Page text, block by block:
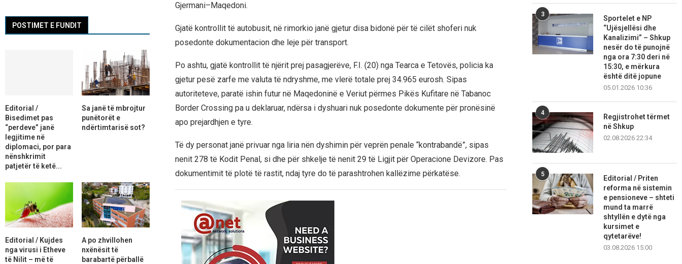
Gjermani–Maqedoni.
Gjatë kontrollit të autobusit, në rimorkio janë gjetur disa bidonë për të cilët shoferi nuk
posedonte dokumentacion dhe leje për transport.
Po ashtu, gjatë kontrollit të njërit prej pasagjerëve, F.I. (20) nga Tearca e Tetovës, policia ka
gjetur pesë zarfe me valuta të ndryshme, me vlerë totale prej 34.965 eurosh. Sipas
autoriteteve, paratë ishin futur në Maqedoninë e Veriut përmes Pikës Kufitare në Tabanoc
Border Crossing pa u deklaruar, ndërsa i dyshuari nuk posedonte dokumente për pronësinë
apo prejardhjen e tyre.
Të dy personat janë privuar nga liria nën dyshimin për veprën penale “kontrabandë”, sipas
nenit 278 të Kodit Penal, si dhe për shkelje të nenit 29 të Ligjit për Operacione Devizore. Pas
dokumentimit të plotë të rastit, ndaj tyre do të parashtrohen kallëzime përkatëse.
3
Sportelet e NP
“Ujësjellësi dhe
Kanalizimi” – Shkup
nesër do të punojnë
nga ora 7:30 deri në
15:30, e mërkura
është ditë jopune
05.01.2026 10:36
4
Regjistrohet tërmet
në Shkup
02.08.2026 22:34
5
Editorial / Priten
reforma në sistemin
e pensioneve – shteti
mund ta marrë
shtyllën e dytë nga
kursimet e
qytetarëve!
03.08.2026 15:00
POSTIMET E FUNDIT
Editorial /
Bisedimet pas
“perdeve” janë
legjitime në
diplomaci, por para
nënshkrimit
patjetër të ketë...
Sa janë të mbrojtur
punëtorët e
ndërtimtarisë sot?
Editorial / Kujdes
nga virusi i Etheve
të Nilit – më të
A po zhvillohen
nxënësit të
barabartë përballë